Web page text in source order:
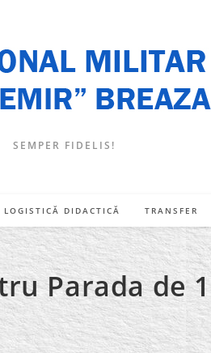
SEMPER FIDELIS!
LOGISTICĂ DIDACTICĂ TRANSFER
Parada de 1